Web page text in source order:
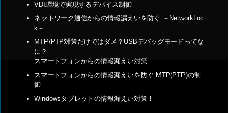
VDI環境で実現するデバイス制御
ネットワーク通信からの情報漏えいを防ぐ －NetworkLoc
k－
MTP/PTP対策だけではダメ？USBデバッグモードってな
に？
スマートフォンからの情報漏えい対策
スマートフォンからの情報漏えいを防ぐ MTP(PTP)の制
御
Windowsタブレットの情報漏えい対策！